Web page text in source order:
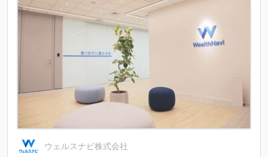
ウェルスナビ株式会社